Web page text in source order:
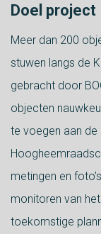
Doel project
Meer dan 200
stuwen langs de
gebracht door
objecten
te voegen aan
metingen en
monitoren van
toekomstige